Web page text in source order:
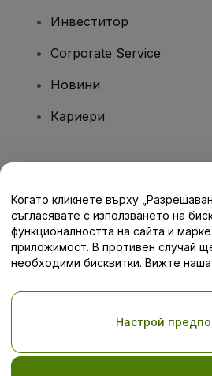
Инвеститор
Corporate Service
Новини
Кариери
Помощен център /
С използването на този уебсайт се
Политиката за
Не споделяйте моята лична
Когато кликнете върху
съгласявате с използването на
функционалността на сайта и
приложимост. В противен случай
необходими бисквитки. Вижте
Настрой